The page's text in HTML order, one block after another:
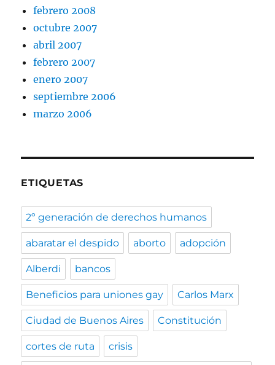
febrero 2008
octubre 2007
abril 2007
febrero 2007
enero 2007
septiembre 2006
marzo 2006
ETIQUETAS
2º generación de derechos humanos
abaratar el despido aborto adopción
Alberdi bancos
Beneficios para uniones gay Carlos Marx
Ciudad de Buenos Aires Constitución
cortes de ruta crisis